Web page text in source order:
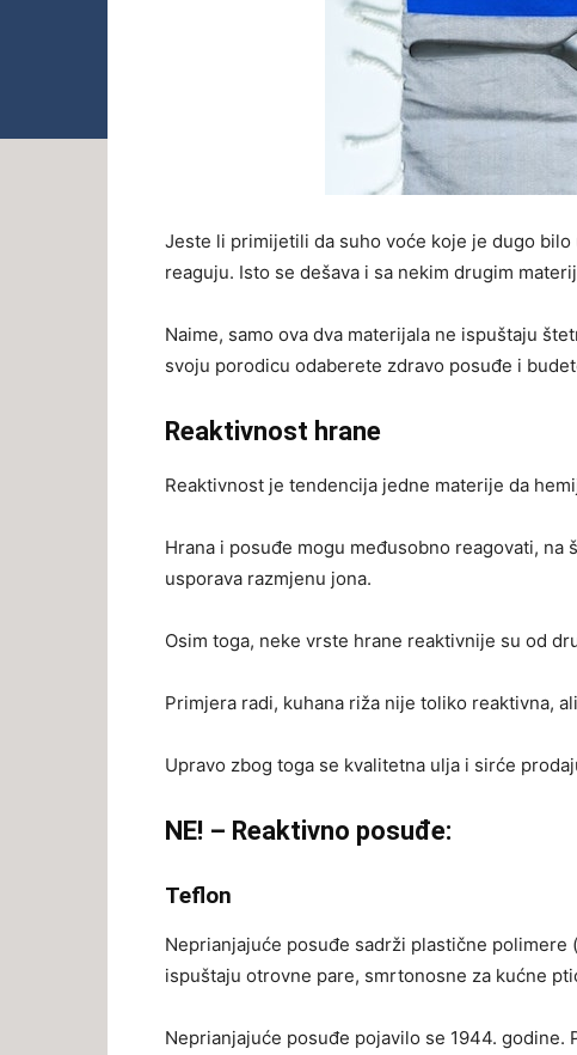
Jeste li primijetili da suho voće koje je dugo
reaguju. Isto se dešava i sa nekim drugim
Naime, samo ova dva materijala ne ispuštaju
svoju porodicu odaberete zdravo posuđe i
Reaktivnost hrane
Reaktivnost je tendencija jedne materije da
Hrana i posuđe mogu međusobno reagovati,
usporava razmjenu jona.
Osim toga, neke vrste hrane reaktivnije su od
Primjera radi, kuhana riža nije toliko reaktivna,
Upravo zbog toga se kvalitetna ulja i sirće
NE! – Reaktivno posuđe:
Teflon
Neprianjajuće posuđe sadrži plastične
ispuštaju otrovne pare, smrtonosne za kućne
Neprianjajuće posuđe pojavilo se 1944.